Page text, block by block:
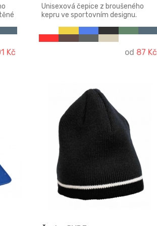
Kč
Unisexová čepice z broušeného
kepru ve sportovním designu.
od 87 Kč